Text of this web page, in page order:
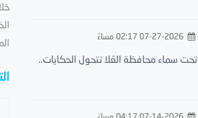
تحت سماء محافظة العُلا تتحول الحكايات..